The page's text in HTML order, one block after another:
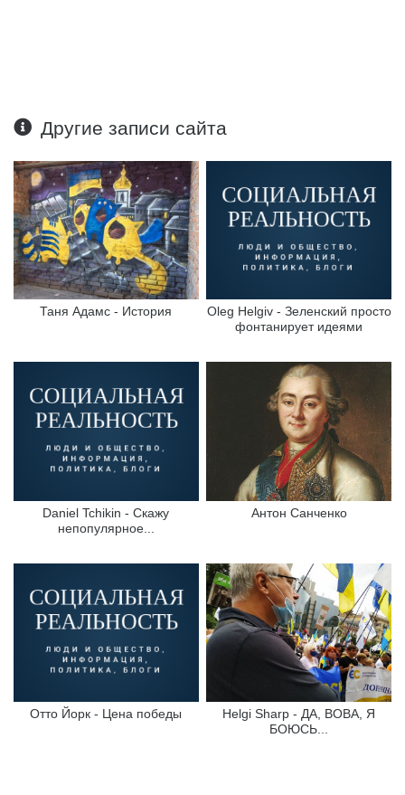
Другие записи сайта
Таня Адамс - История
Oleg Helgiv - Зеленский просто
фонтанирует идеями
Daniel Tchikin - Скажу
непопулярное...
Антон Санченко
Отто Йорк - Цена победы
Helgi Sharp - ДА, ВОВА, Я
БОЮСЬ...